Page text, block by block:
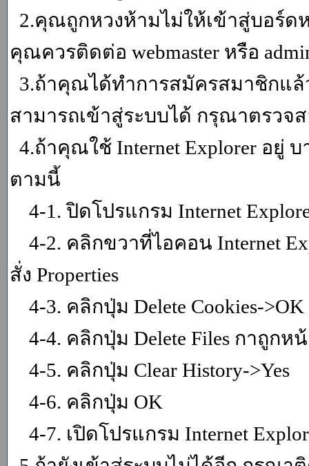
2.คุณถูกหวงห้ามไม่ให้เข้าสู่บอร์ด
คุณควรติดต่อ webmaster หรือ
3.ถ้าคุณได้ทำการสมัครสมาชิกแ
สามารถเข้าสู่ระบบได้ กรุณาตรวจส
4.ถ้าคุณใช้ Internet Explorer อยู่
ตามนี้
4-1. ปิดโปรแกรม Internet
4-2. คลิกขวาที่ไอคอน Internet
สั่ง Properties
4-3. คลิกปุ่ม Delete Cookies->OK
4-4. คลิกปุ่ม Delete Files กาถูกหน้
4-5. คลิกปุ่ม Clear History->Yes
4-6. คลิกปุ่ม OK
4-7. เปิดโปรแกรม Internet